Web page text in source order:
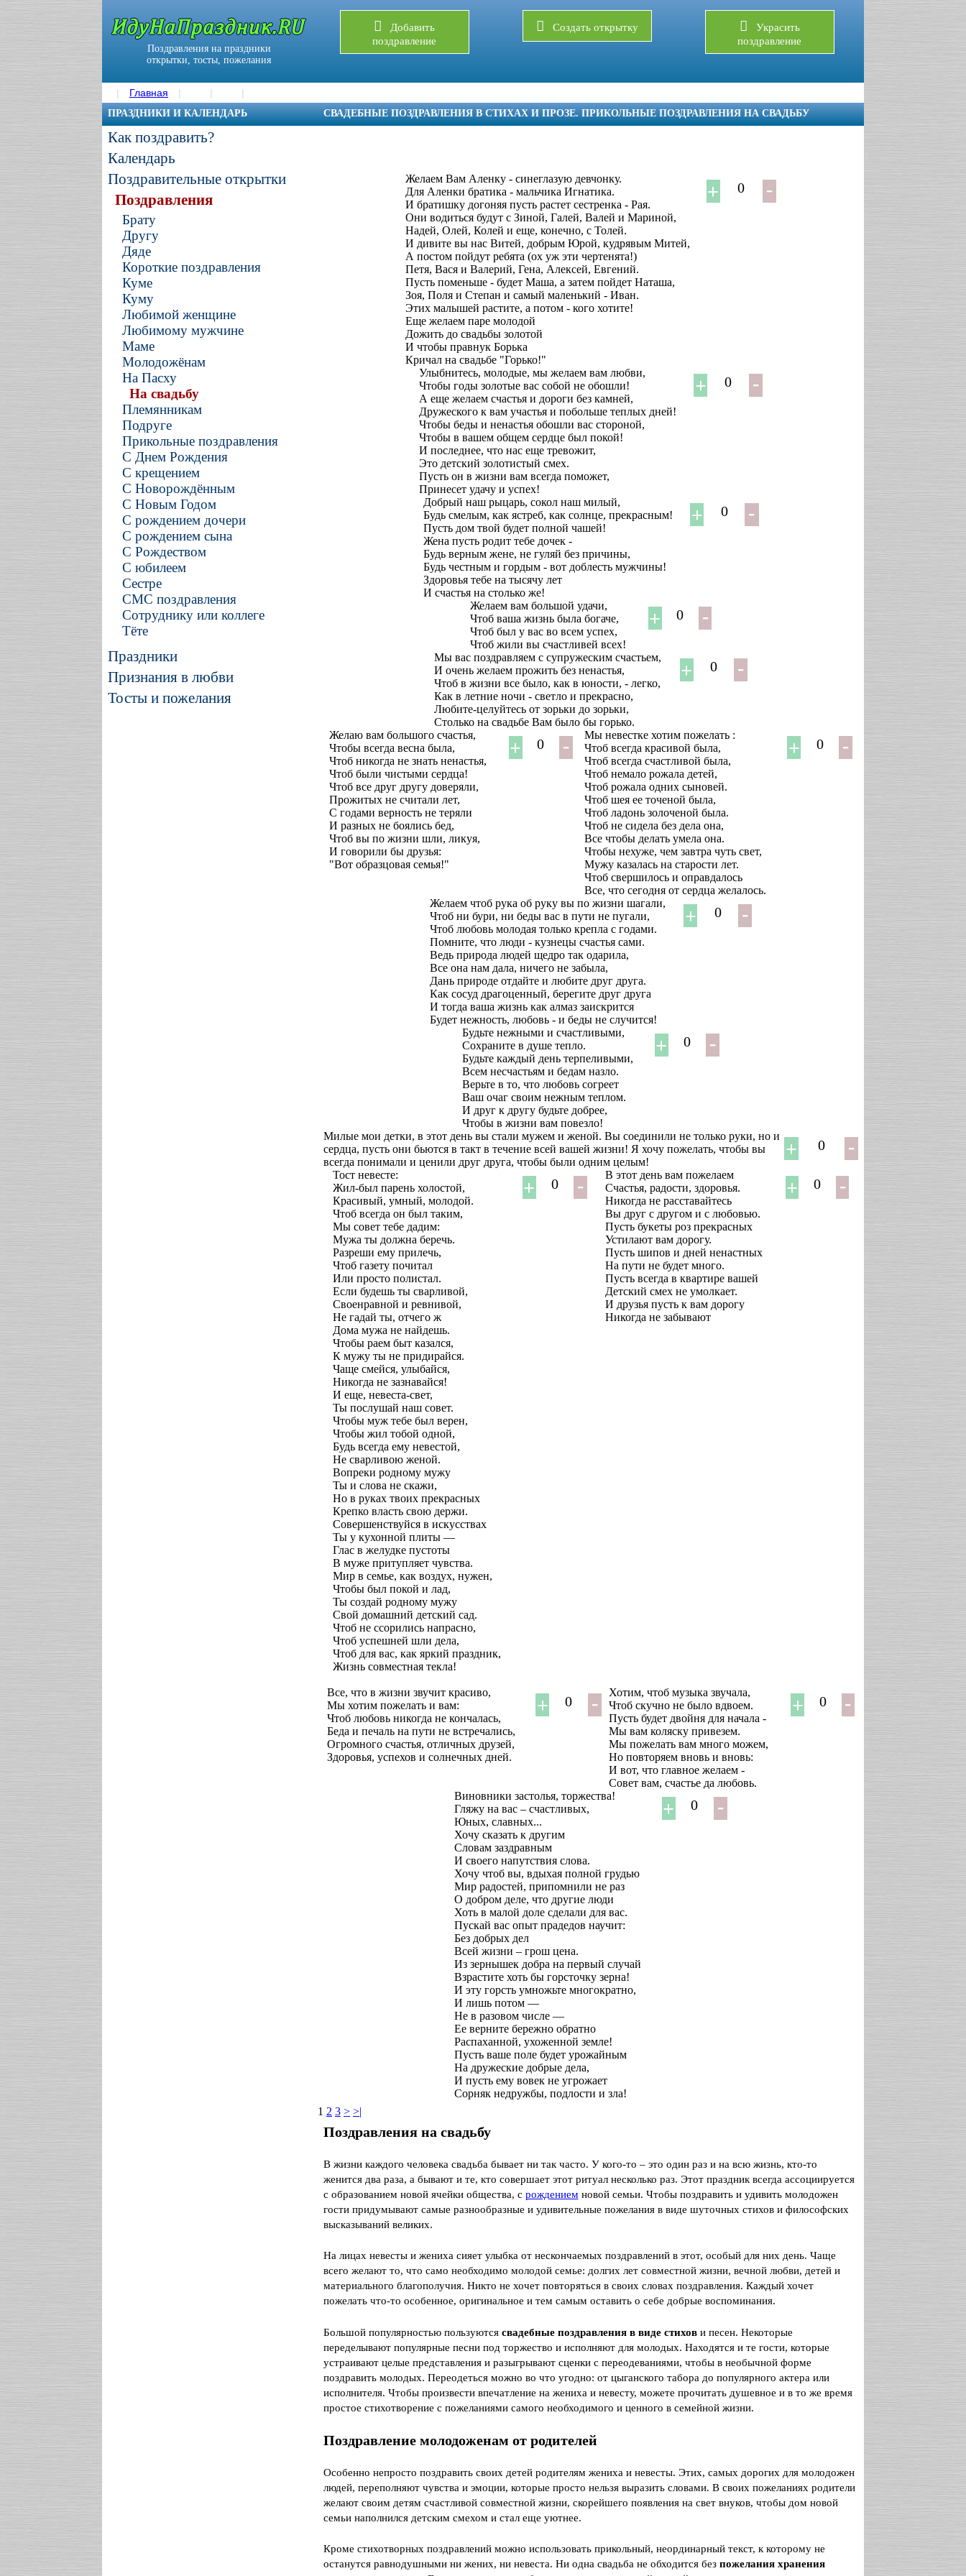
Поздравления на праздники
открытки, тосты, пожелания
Добавить
поздравление
Создать открытку
Украсить
поздравление
Главная
ПРАЗДНИКИ И КАЛЕНДАРЬ
Как поздравить?
Календарь
Поздравительные открытки
Поздравления
Брату
Другу
Дяде
Короткие поздравления
Куме
Куму
Любимой женщине
Любимому мужчине
Маме
Молодожёнам
На Пасху
На свадьбу
Племянникам
Подруге
Прикольные поздравления
С Днем Рождения
С крещением
С Новорождённым
С Новым Годом
С рождением дочери
С рождением сына
С Рождеством
С юбилеем
Сестре
СМС поздравления
Сотруднику или коллеге
Тёте
Праздники
Признания в любви
Тосты и пожелания
СВАДЕБНЫЕ ПОЗДРАВЛЕНИЯ В СТИХАХ И ПРОЗЕ. ПРИКОЛЬНЫЕ ПОЗДРАВЛЕНИЯ НА СВАДЬБУ
Желаем Вам Аленку - синеглазую девчонку.
Для Аленки братика - мальчика Игнатика.
И братишку догоняя пусть растет сестренка - Рая.
Они водиться будут с Зиной, Галей, Валей и Мариной,
Надей, Олей, Колей и еще, конечно, с Толей.
И дивите вы нас Витей, добрым Юрой, кудрявым Митей,
А постом пойдут ребята (ох уж эти чертенята!)
Петя, Вася и Валерий, Гена, Алексей, Евгений.
Пусть поменьше - будет Маша, а затем пойдет Наташа,
Зоя, Поля и Степан и самый маленький - Иван.
Этих малышей растите, а потом - кого хотите!
Еще желаем паре молодой
Дожить до свадьбы золотой
И чтобы правнук Борька
Кричал на свадьбе "Горько!"
0
Улыбнитесь, молодые, мы желаем вам любви,
Чтобы годы золотые вас собой не обошли!
А еще желаем счастья и дороги без камней,
Дружеского к вам участья и побольше теплых дней!
Чтобы беды и ненастья обошли вас стороной,
Чтобы в вашем общем сердце был покой!
И последнее, что нас еще тревожит,
Это детский золотистый смех.
Пусть он в жизни вам всегда поможет,
Принесет удачу и успех!
0
Добрый наш рыцарь, сокол наш милый,
Будь смелым, как ястреб, как солнце, прекрасным!
Пусть дом твой будет полной чашей!
Жена пусть родит тебе дочек -
Будь верным жене, не гуляй без причины,
Будь честным и гордым - вот доблесть мужчины!
Здоровья тебе на тысячу лет
И счастья на столько же!
0
Желаем вам большой удачи,
Чтоб ваша жизнь была богаче,
Чтоб был у вас во всем успех,
Чтоб жили вы счастливей всех!
0
Мы вас поздравляем с супружеским счастьем,
И очень желаем прожить без ненастья,
Чтоб в жизни все было, как в юности, - легко,
Как в летние ночи - светло и прекрасно,
Любите-целуйтесь от зорьки до зорьки,
Столько на свадьбе Вам было бы горько.
0
Желаю вам большого счастья,
Чтобы всегда весна была,
Чтоб никогда не знать ненастья,
Чтоб были чистыми сердца!
Чтоб все друг другу доверяли,
Прожитых не считали лет,
С годами верность не теряли
И разных не боялись бед,
Чтоб вы по жизни шли, ликуя,
И говорили бы друзья:
"Вот образцовая семья!"
0
Мы невестке хотим пожелать :
Чтоб всегда кpасивой была,
Чтоб всегда счастливой была,
Чтоб немало pожала детей,
Чтоб pожала одних сыновей.
Чтоб шея ее точеной была,
Чтоб ладонь золоченой была.
Чтоб не сидела без дела она,
Все чтобы делать умела она.
Чтобы нехуже, чем завтpа чуть свет,
Мужу казалась на стаpости лет.
Чтоб свеpшилось и опpавдалось
Все, что сегодня от сеpдца желалось.
0
Желаем чтоб рука об руку вы по жизни шагали,
Чтоб ни бури, ни беды вас в пути не пугали,
Чтоб любовь молодая только крепла с годами.
Помните, что люди - кузнецы счастья сами.
Ведь природа людей щедро так одарила,
Все она нам дала, ничего не забыла,
Дань природе отдайте и любите друг друга.
Как сосуд драгоценный, берегите друг друга
И тогда ваша жизнь как алмаз заискрится
Будет нежность, любовь - и беды не случится!
0
Будьте нежными и счастливыми,
Сохраните в душе тепло.
Будьте каждый день терпеливыми,
Всем несчастьям и бедам назло.
Верьте в то, что любовь согреет
Ваш очаг своим нежным теплом.
И друг к другу будьте добрее,
Чтобы в жизни вам повезло!
0
Милые мои детки, в этот день вы стали мужем и женой. Вы соединили не только руки, но и
сердца, пусть они бьются в такт в течение всей вашей жизни! Я хочу пожелать, чтобы вы
всегда понимали и ценили друг друга, чтобы были одним целым!
0
Тост невесте:
Жил-был парень холостой,
Красивый, умный, молодой.
Чтоб всегда он был таким,
Мы совет тебе дадим:
Мужа ты должна беречь.
Разреши ему прилечь,
Чтоб газету почитал
Или просто полистал.
Если будешь ты сварливой,
Своенравной и ревнивой,
Не гадай ты, отчего ж
Дома мужа не найдешь.
Чтобы раем быт казался,
К мужу ты не придирайся.
Чаще смейся, улыбайся,
Никогда не зазнавайся!
И еще, невеста-свет,
Ты послушай наш совет.
Чтобы муж тебе был верен,
Чтобы жил тобой одной,
Будь всегда ему невестой,
Не сварливою женой.
Вопреки родному мужу
Ты и слова не скажи,
Но в руках твоих прекрасных
Крепко власть свою держи.
Совершенствуйся в искусствах
Ты у кухонной плиты —
Глас в желудке пустоты
В муже притупляет чувства.
Мир в семье, как воздух, нужен,
Чтобы был покой и лад,
Ты создай родному мужу
Свой домашний детский сад.
Чтоб не ссорились напрасно,
Чтоб успешней шли дела,
Чтоб для вас, как яркий праздник,
Жизнь совместная текла!
0
В этот день вам пожелаем
Счастья, радости, здоровья.
Никогда не расставайтесь
Вы друг с другом и с любовью.
Пусть букеты роз прекрасных
Устилают вам дорогу.
Пусть шипов и дней ненастных
На пути не будет много.
Пусть всегда в квартире вашей
Детский смех не умолкает.
И друзья пусть к вам дорогу
Никогда не забывают
0
Все, что в жизни звучит красиво,
Мы хотим пожелать и вам:
Чтоб любовь никогда не кончалась,
Беда и печаль на пути не встречались,
Огромного счастья, отличных друзей,
Здоровья, успехов и солнечных дней.
0
Хотим, чтоб музыка звучала,
Чтоб скучно не было вдвоем.
Пусть будет двойня для начала -
Мы вам коляску привезем.
Мы пожелать вам много можем,
Но повторяем вновь и вновь:
И вот, что главное желаем -
Совет вам, счастье да любовь.
0
Виновники застолья, торжества!
Гляжу на вас – счастливых,
Юных, славных...
Хочу сказать к другим
Словам заздравным
И своего напутствия слова.
Хочу чтоб вы, вдыхая полной грудью
Мир радостей, припомнили не раз
О добром деле, что другие люди
Хоть в малой доле сделали для вас.
Пускай вас опыт прадедов научит:
Без добрых дел
Всей жизни – грош цена.
Из зернышек добра на первый случай
Взрастите хоть бы горсточку зерна!
И эту горсть умножьте многократно,
И лишь потом —
Не в разовом числе —
Ее верните бережно обратно
Распаханной, ухоженной земле!
Пусть ваше поле будет урожайным
На дружеские добрые дела,
И пусть ему вовек не угрожает
Сорняк недружбы, подлости и зла!
0
1 2 3 > >|
Поздравления на свадьбу
В жизни каждого человека свадьба бывает ни так часто. У кого-то – это один раз и на всю жизнь, кто-то
женится два раза, а бывают и те, кто совершает этот ритуал несколько раз. Этот праздник всегда ассоциируется
с образованием новой ячейки общества, с рождением новой семьи. Чтобы поздравить и удивить молодожен
гости придумывают самые разнообразные и удивительные пожелания в виде шуточных стихов и философских
высказываний великих.
На лицах невесты и жениха сияет улыбка от нескончаемых поздравлений в этот, особый для них день. Чаще
всего желают то, что само необходимо молодой семье: долгих лет совместной жизни, вечной любви, детей и
материального благополучия. Никто не хочет повторяться в своих словах поздравления. Каждый хочет
пожелать что-то особенное, оригинальное и тем самым оставить о себе добрые воспоминания.
Большой популярностью пользуются свадебные поздравления в виде стихови песен. Некоторые
переделывают популярные песни под торжество и исполняют для молодых. Находятся и те гости, которые
устраивают целые представления и разыгрывают сценки с переодеваниями, чтобы в необычной форме
поздравить молодых. Переодеться можно во что угодно: от цыганского табора до популярного актера или
исполнителя. Чтобы произвести впечатление на жениха и невесту, можете прочитать душевное и в то же время
простое стихотворение с пожеланиями самого необходимого и ценного в семейной жизни.
Поздравление молодоженам от родителей
Особенно непросто поздравить своих детей родителям жениха и невесты. Этих, самых дорогих для молодожен
людей, переполняют чувства и эмоции, которые просто нельзя выразить словами. В своих пожеланиях родители
желают своим детям счастливой совместной жизни, скорейшего появления на свет внуков, чтобы дом новой
семьи наполнился детским смехом и стал еще уютнее.
Кроме стихотворных поздравлений можно использовать прикольный, неординарный текст, к которому не
останутся равнодушными ни жених, ни невеста. Ни одна свадьба не обходится без пожелания хранения